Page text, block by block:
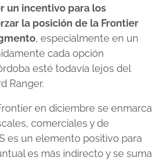
un incentivo para los
la posición de la Frontier
, especialmente en un
cada opción
esté todavía lejos del
Ranger.
en diciembre se enmarca
comerciales y de
es un elemento positivo para
es más indirecto y se suma